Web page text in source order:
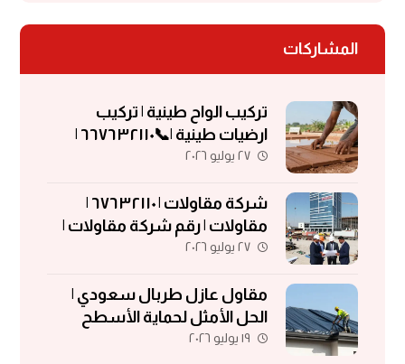
المشاركات
تركيب الواح طينية | تركيب
ارضيات طينية |📞٦٦٧٦٣٢١١٠ |
الواح طينية | معلم تركيب الواح
٢٧ يوليو ٢٠٢٦
شركة مقاولات | ٦٧٦٣٢١١٠ |
مقاولات | رقم شركة مقاولات |
مقاولات الكويت
٢٧ يوليو ٢٠٢٦
مقاول عازل طربال سعودي |
الحل الأمثل لحماية الأسطح
والمباني
١٩ يوليو ٢٠٢٦